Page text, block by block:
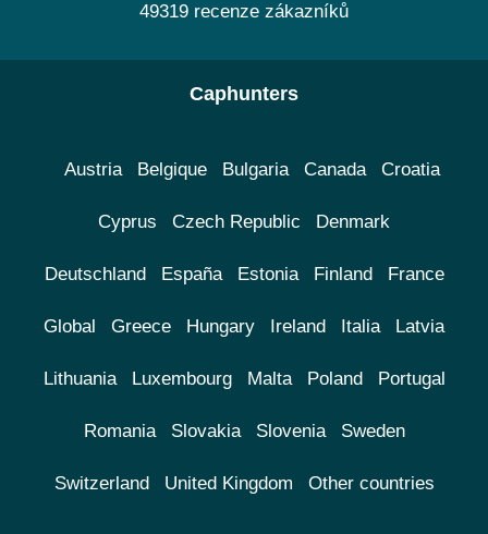
49319 recenze zákazníků
Caphunters
Austria Belgique Bulgaria Canada Croatia
Cyprus Czech Republic Denmark
Deutschland España Estonia Finland France
Global Greece Hungary Ireland Italia Latvia
Lithuania Luxembourg Malta Poland Portugal
Romania Slovakia Slovenia Sweden
Switzerland United Kingdom Other countries